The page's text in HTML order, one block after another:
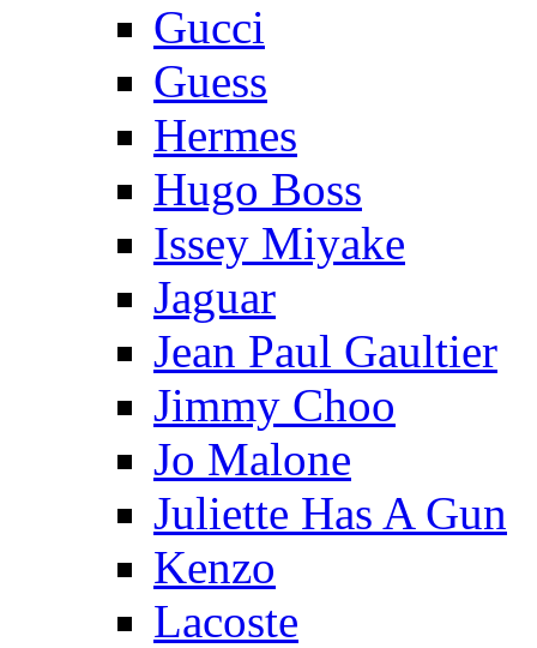
Gucci
Guess
Hermes
Hugo Boss
Issey Miyake
Jaguar
Jean Paul Gaultier
Jimmy Choo
Jo Malone
Juliette Has A Gun
Kenzo
Lacoste